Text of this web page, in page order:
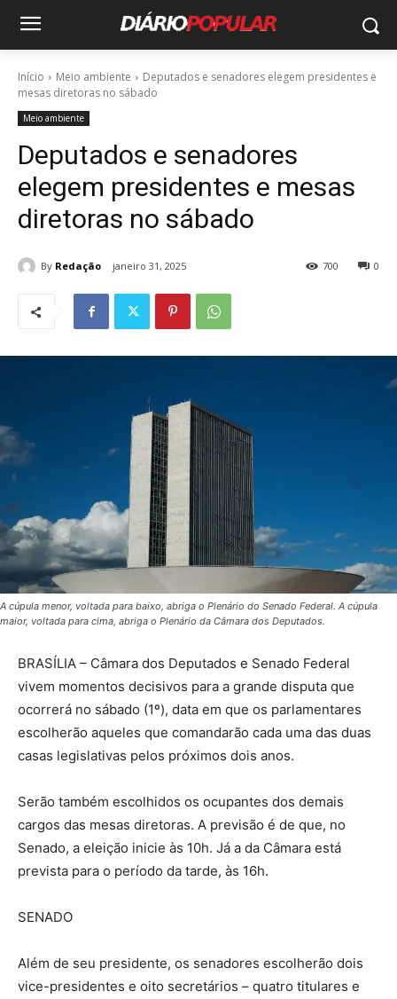
Início Meio ambiente
Deputados e senadores elegem presidentes e
mesas diretoras no sábado
Meio ambiente
Deputados e senadores
elegem presidentes e mesas
diretoras no sábado
By Redação janeiro 31, 2025 0
700
A cúpula menor, voltada para baixo, abriga o Plenário do Senado Federal. A cúpula
maior, voltada para cima, abriga o Plenário da Câmara dos Deputados.
BRASÍLIA – Câmara dos Deputados e Senado Federal
vivem momentos decisivos para a grande disputa que
ocorrerá no sábado (1º), data em que os parlamentares
escolherão aqueles que comandarão cada uma das duas
casas legislativas pelos próximos dois anos.
Serão também escolhidos os ocupantes dos demais
cargos das mesas diretoras. A previsão é de que, no
Senado, a eleição inicie às 10h. Já a da Câmara está
prevista para o período da tarde, às 16h.
SENADO
Além de seu presidente, os senadores escolherão dois
vice-presidentes e oito secretários – quatro titulares e